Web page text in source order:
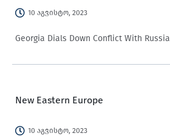
10 აგვისტო, 2023
Georgia Dials Down Conflict With Russia
New Eastern Europe
10 აგვისტო, 2023